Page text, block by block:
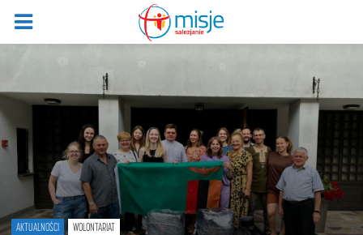
AKTUALNOŚCI WOLONTARIAT